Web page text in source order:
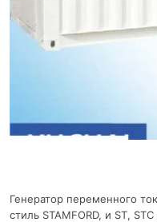
Генератор переменного
стиль STAMFORD, и ST,